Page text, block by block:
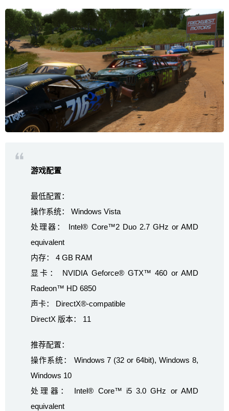
游戏配置
最低配置：
操作系统： Windows Vista
处理器： Intel® Core™2 Duo 2.7 GHz or AMD
equivalent
内存： 4 GB RAM
显卡： NVIDIA Geforce® GTX™ 460 or AMD
Radeon™ HD 6850
声卡： DirectX®-compatible
DirectX 版本： 11
推荐配置：
操作系统： Windows 7 (32 or 64bit), Windows 8,
Windows 10
处理器： Intel® Core™ i5 3.0 GHz or AMD
equivalent